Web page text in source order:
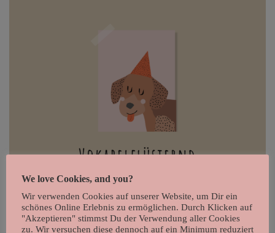
We love Cookies, and you?
Wir verwenden Cookies auf unserer Website, um Dir ein
schönes Online Erlebnis zu ermöglichen. Durch Klicken auf
"Akzeptieren" stimmst Du der Verwendung aller Cookies
zu. Wir versuchen diese dennoch auf ein Minimum reduziert